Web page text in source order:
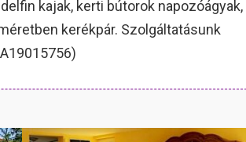
kajak, kerti bútorok napozóágyak,
kerékpár. Szolgáltatásunk